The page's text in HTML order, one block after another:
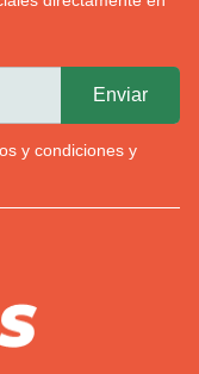
y condiciones y